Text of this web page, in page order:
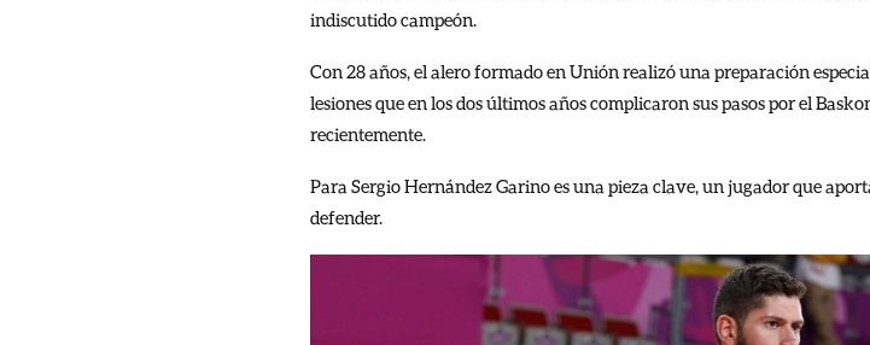
indiscutido campeón.
Con 28 años, el alero formado en Unión realizó una preparación
lesiones que en los dos últimos años complicaron sus pasos por el
recientemente.
Para Sergio Hernández Garino es una pieza clave, un jugador que
defender.